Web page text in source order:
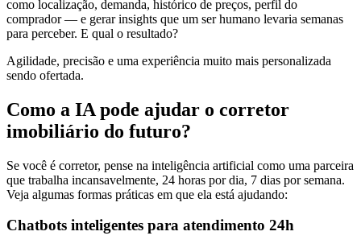
como localização, demanda, histórico de preços, perfil do
comprador — e gerar insights que um ser humano levaria semanas
para perceber. E qual o resultado?
Agilidade, precisão e uma experiência muito mais personalizada
sendo ofertada.
Como a IA pode ajudar o corretor
imobiliário do futuro?
Se você é corretor, pense na inteligência artificial como uma parceira
que trabalha incansavelmente, 24 horas por dia, 7 dias por semana.
Veja algumas formas práticas em que ela está ajudando:
Chatbots inteligentes para atendimento 24h